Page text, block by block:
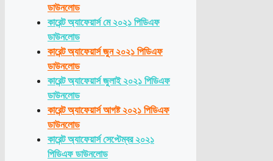
ডাউনলোড
কারেন্ট অ্যাফেয়ার্স মে ২০২১ পিডিএফ
ডাউনলোড
কারেন্ট অ্যাফেয়ার্স জুন ২০২১ পিডিএফ
ডাউনলোড
কারেন্ট অ্যাফেয়ার্স জুলাই ২০২১ পিডিএফ
ডাউনলোড
কারেন্ট অ্যাফেয়ার্স আগষ্ট ২০২১ পিডিএফ
ডাউনলোড
কারেন্ট অ্যাফেয়ার্স সেপ্টেম্বর ২০২১
পিডিএফ ডাউনলোড